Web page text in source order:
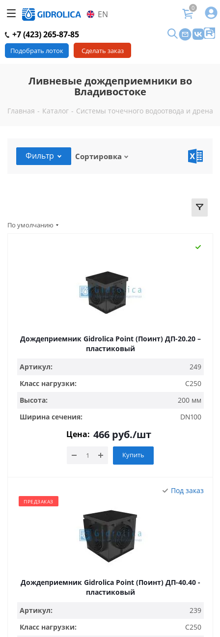
EN
0
+7 (423) 265-87-85
Подобрать лоток Сделать заказ
Ливневые дождеприемники во
Владивостоке
Главная - Каталог - Системы точечного водоотвода и
Фильтр Сортировка
По умолчанию
Дождеприемник Gidrolica Point (Поинт) ДП-20.20 –
пластиковый
Артикул:
249
Класс нагрузки:
C250
Высота:
200 мм
Ширина сечения:
DN100
Цена: 466 руб./шт
Купить
Под заказ
ПРЕДЗАКАЗ
Дождеприемник Gidrolica Point (Поинт) ДП-40.40 -
пластиковый
Артикул:
239
Класс нагрузки:
C250